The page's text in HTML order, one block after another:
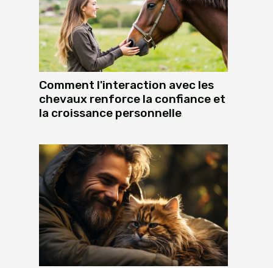
Comment l'interaction avec les
chevaux renforce la confiance et
la croissance personnelle